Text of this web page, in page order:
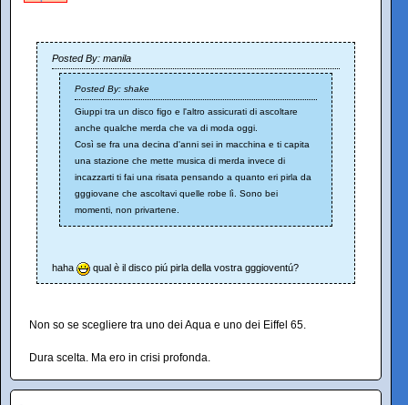
Posted By: manila
Posted By: shake
Giuppi tra un disco figo e l'altro assicurati di ascoltare
anche qualche merda che va di moda oggi.
Così se fra una decina d'anni sei in macchina e ti capita
una stazione che mette musica di merda invece di
incazzarti ti fai una risata pensando a quanto eri pirla da
gggiovane che ascoltavi quelle robe lì. Sono bei
momenti, non privartene.
haha qual è il disco piú pirla della vostra gggioventú?
Non so se scegliere tra uno dei Aqua e uno dei Eiffel 65.
Dura scelta. Ma ero in crisi profonda.